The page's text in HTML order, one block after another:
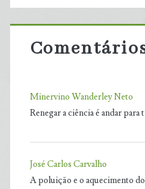
Minervino Wanderley Neto
Renegar a ciência é andar para
José Carlos Carvalho
A poluição e o aquecimento